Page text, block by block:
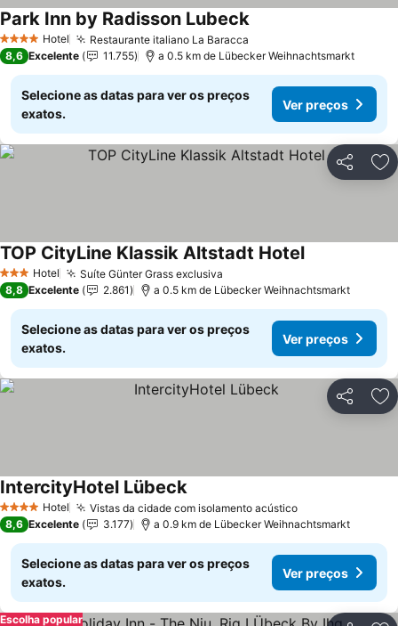
4 EstrelasHotel Restaurante italiano La Baracca
Park Inn by Radisson Lubeck
8,6 Excelente 11.755 a 0.5 km de Lübecker Weihnachtsmarkt
Selecione as datas para ver os preços
exatos.
Ver preços
Partilhar
3 EstrelasHotel Suíte Günter Grass exclusiva
TOP CityLine Klassik Altstadt Hotel
8,8 Excelente 2.861 a 0.5 km de Lübecker Weihnachtsmarkt
Selecione as datas para ver os preços
exatos.
Ver preços
Partilhar
4 EstrelasHotel Vistas da cidade com isolamento acústico
IntercityHotel Lübeck
8,6 Excelente 3.177 a 0.9 km de Lübecker Weihnachtsmarkt
Selecione as datas para ver os preços
exatos.
Ver preços
Escolha popular